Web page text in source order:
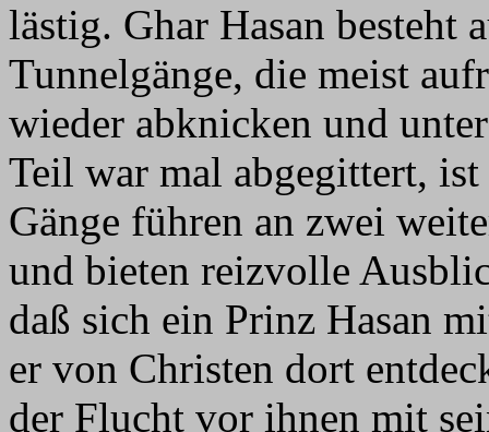
lästig. Ghar Hasan besteht
Tunnelgänge, die meist
wieder abknicken und
Teil war mal abgegittert,
Gänge führen an zwei
und bieten reizvolle
daß sich ein Prinz Hasan
er von Christen dort
der Flucht vor ihnen mit